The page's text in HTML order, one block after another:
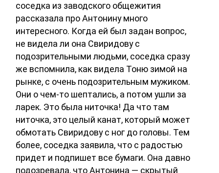
соседка из заводского общежития
рассказала про Антонину много
интересного. Когда ей был задан вопрос,
не видела ли она Свиридову с
подозрительными людьми, соседка сразу
же вспомнила, как видела Тоню зимой на
рынке, с очень подозрительным мужиком.
Они о чем-то шептались, а потом ушли за
ларек. Это была ниточка! Да что там
ниточка, это целый канат, который может
обмотать Свиридову с ног до головы. Тем
более, соседка заявила, что с радостью
придет и подпишет все бумаги. Она давно
подозревала, что Антонина — скрытый